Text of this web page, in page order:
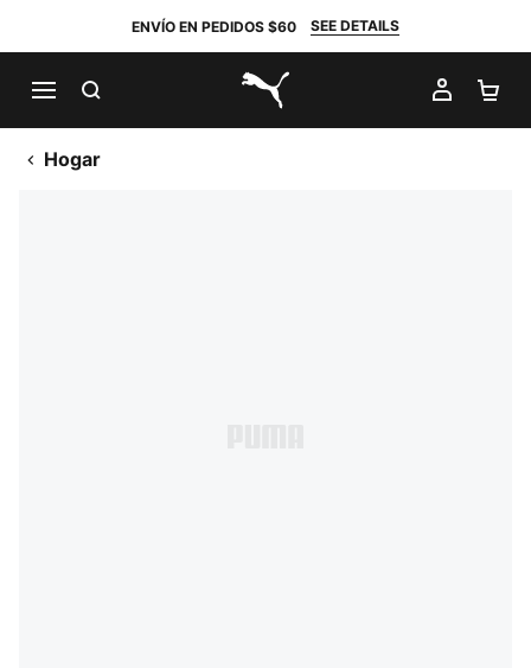
ENVÍO EN PEDIDOS $60 SEE DETAILS
PUMA.com
MI
Hogar